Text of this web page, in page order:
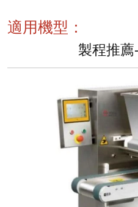
適用機型：
製程推